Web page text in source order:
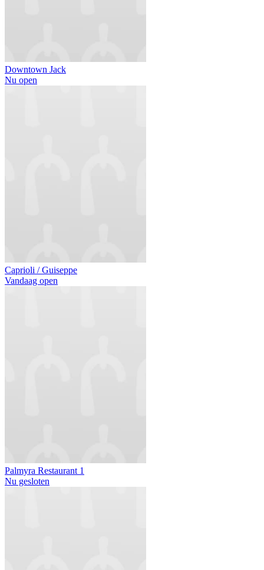
Downtown Jack
Nu open
Caprioli / Guiseppe
Vandaag open
Palmyra Restaurant 1
Nu gesloten